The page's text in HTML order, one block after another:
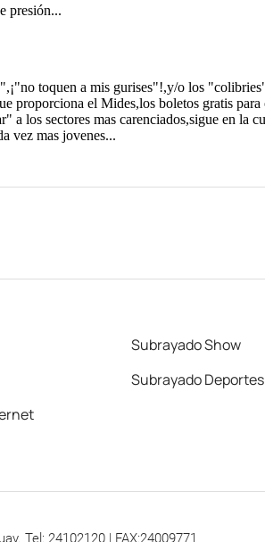
Subrayado Show
Subrayado Deportes
Tel: 24102120 | FAX:24009771